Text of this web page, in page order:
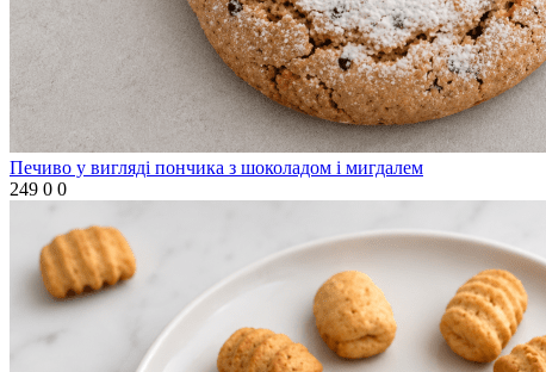
Печиво у вигляді пончика з шоколадом і мигдалем
249 0 0